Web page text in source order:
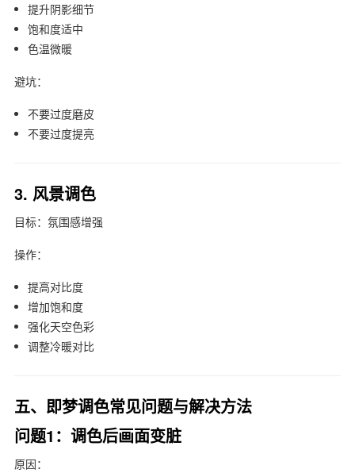
提升阴影细节
饱和度适中
色温微暖
避坑：
不要过度磨皮
不要过度提亮
3. 风景调色
目标：氛围感增强
操作：
提高对比度
增加饱和度
强化天空色彩
调整冷暖对比
五、即梦调色常见问题与解决方法
问题1：调色后画面变脏
原因：